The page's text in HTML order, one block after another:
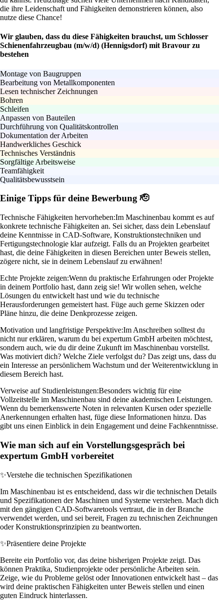
die ihre Leidenschaft und Fähigkeiten demonstrieren können, also
nutze diese Chance!
Wir glauben, dass du diese Fähigkeiten brauchst, um Schlosser
Schienenfahrzeugbau (m/w/d) (Hennigsdorf) mit Bravour zu
bestehen
Montage von Baugruppen
Bearbeitung von Metallkomponenten
Lesen technischer Zeichnungen
Bohren
Schleifen
Anpassen von Bauteilen
Durchführung von Qualitätskontrollen
Dokumentation der Arbeiten
Handwerkliches Geschick
Technisches Verständnis
Sorgfältige Arbeitsweise
Teamfähigkeit
Qualitätsbewusstsein
Einige Tipps für deine Bewerbung 🫡
Technische Fähigkeiten hervorheben:Im Maschinenbau kommt es auf
konkrete technische Fähigkeiten an. Sei sicher, dass dein Lebenslauf
deine Kenntnisse in CAD-Software, Konstruktionstechniken und
Fertigungstechnologie klar aufzeigt. Falls du an Projekten gearbeitet
hast, die deine Fähigkeiten in diesen Bereichen unter Beweis stellen,
zögere nicht, sie in deinem Lebenslauf zu erwähnen!
Echte Projekte zeigen:Wenn du praktische Erfahrungen oder Projekte
in deinem Portfolio hast, dann zeig sie! Wir wollen sehen, welche
Lösungen du entwickelt hast und wie du technische
Herausforderungen gemeistert hast. Füge auch gerne Skizzen oder
Pläne hinzu, die deine Denkprozesse zeigen.
Motivation und langfristige Perspektive:Im Anschreiben solltest du
nicht nur erklären, warum du bei expertum GmbH arbeiten möchtest,
sondern auch, wie du dir deine Zukunft im Maschinenbau vorstellst.
Was motiviert dich? Welche Ziele verfolgst du? Das zeigt uns, dass du
ein Interesse an persönlichem Wachstum und der Weiterentwicklung in
diesem Bereich hast.
Verweise auf Studienleistungen:Besonders wichtig für eine
Vollzeitstelle im Maschinenbau sind deine akademischen Leistungen.
Wenn du bemerkenswerte Noten in relevanten Kursen oder spezielle
Anerkennungen erhalten hast, füge diese Informationen hinzu. Das
gibt uns einen Einblick in dein Engagement und deine Fachkenntnisse.
Wie man sich auf ein Vorstellungsgespräch bei
expertum GmbH vorbereitet
✨Verstehe die technischen Spezifikationen
Im Maschinenbau ist es entscheidend, dass wir die technischen Details
und Spezifikationen der Maschinen und Systeme verstehen. Mach dich
mit den gängigen CAD-Softwaretools vertraut, die in der Branche
verwendet werden, und sei bereit, Fragen zu technischen Zeichnungen
oder Konstruktionsprinzipien zu beantworten.
✨Präsentiere deine Projekte
Bereite ein Portfolio vor, das deine bisherigen Projekte zeigt. Das
können Praktika, Studienprojekte oder persönliche Arbeiten sein.
Zeige, wie du Probleme gelöst oder Innovationen entwickelt hast – das
wird deine praktischen Fähigkeiten unter Beweis stellen und einen
guten Eindruck hinterlassen.